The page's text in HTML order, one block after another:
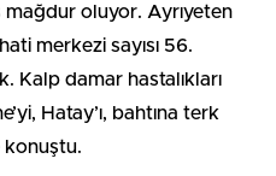
oluyor. Ayrıyeten
merkezi sayısı 56.
Kalp damar hastalıkları
Hatay’ı, bahtına terk
konuştu.